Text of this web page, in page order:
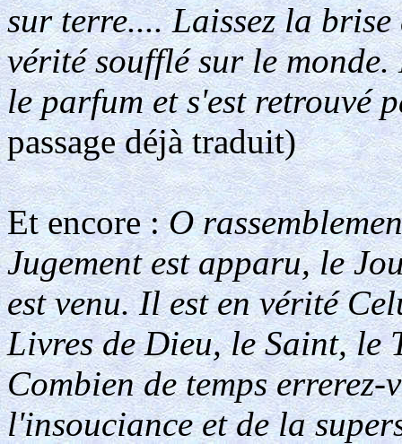
sur terre.... Laissez la
vérité soufflé sur le
le parfum et s'est retrouvé
passage déjà traduit)
Et encore :O
Jugement est apparu, le
est venu. Il est en vérité
Livres de Dieu, le Saint, le
Combien de temps errerez-
l'insouciance et de la